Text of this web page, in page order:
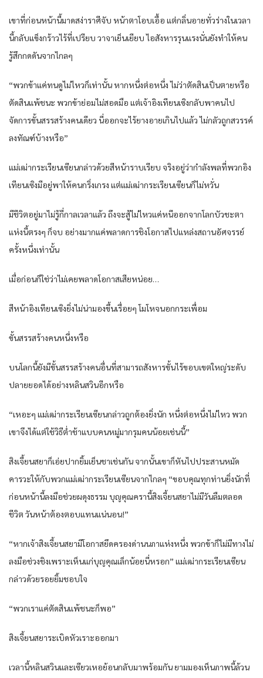
เขาที่ก่อนหน้านี้มาดสง่าราศีจับ หน้าตาโอบเอื้อ แต่กลิ่นอายทั่วร่างในเวลา
นี้กลับแข็งกร้าวไร้ที่เปรียบ วาจาเย็นเยียบ ไอสังหารรุนแรงนั่นยังทำให้คน
รู้สึกกดดันจากไกลๆ
“พวกข้าแค่ทนดูไม่ไหวก็เท่านั้น หากหนึ่งต่อหนึ่ง ไม่ว่าตัดสินเป็นตายหรือ
ตัดสินแพ้ชนะ พวกข้าย่อมไม่สอดมือ แต่เจ้าอิงเทียนเซิงกลับพาคนไป
จัดการขั้นสรรสร้างคนเดียว นี่ออกจะไร้ยางอายเกินไปแล้ว ไม่กลัวถูกสวรรค์
ลงทัณฑ์บ้างหรือ”
แม่เฒ่ากระเรียนเซียนกล่าวด้วยสีหน้าราบเรียบ จริงอยู่ว่ากำลังพลที่พวกอิง
เทียนเซิงมีอยู่พาให้คนกริ่งเกรง แต่แม่เฒ่ากระเรียนเซียนก็ไม่หวั่น
มีชีวิตอยู่มาไม่รู้กี่กาลเวลาแล้ว ถึงจะสู้ไม่ไหวแค่หนีออกจากโลกบัวชะตา
แห่งนี้ตรงๆ ก็จบ อย่างมากแค่พลาดการชิงโอกาสไปแหล่งสถานอัศจรรย์
ครั้งหนึ่งเท่านั้น
เมื่อก่อนก็ใช่ว่าไม่เคยพลาดโอกาสเสียหน่อย…
สีหน้าอิงเทียนเซิงยิ่งไม่น่ามองขึ้นเรื่อยๆ โมโหจนอกกระเพื่อม
ขั้นสรรสร้างคนหนึ่งหรือ
บนโลกนี้ยังมีขั้นสรรสร้างคนอื่นที่สามารถสังหารขั้นไร้ขอบเขตใหญ่ระดับ
ปลายยอดได้อย่างหลินสวินอีกหรือ
“เหอะๆ แม่เฒ่ากระเรียนเซียนกล่าวถูกต้องยิ่งนัก หนึ่งต่อหนึ่งไม่ไหว พวก
เขาจึงได้แต่ใช้วิธีต่ำช้าแบบคนหมู่มากรุมคนน้อยเช่นนี้”
สิงเจี้ยนสยาก็เอ่ยปากยิ้มเย็นชาเช่นกัน จากนั้นเขาก็หันไปประสานหมัด
คารวะให้กับพวกแม่เฒ่ากระเรียนเซียนจากไกลๆ “ขอบคุณทุกท่านยิ่งนักที่
ก่อนหน้านี้ลงมือช่วยผดุงธรรม บุญคุณครานี้สิงเจี้ยนสยาไม่มีวันลืมตลอด
ชีวิต วันหน้าต้องตอบแทนแน่นอน!”
“หากเจ้าสิงเจี้ยนสยามีโอกาสยึดครองด่านนภาแห่งหนึ่ง พวกข้าก็ไม่มีทางไม่
ลงมือช่วงชิงเพราะเห็นแก่บุญคุณเล็กน้อยนี่หรอก” แม่เฒ่ากระเรียนเซียน
กล่าวด้วยรอยยิ้มชอบใจ
“พวกเราแค่ตัดสินแพ้ชนะก็พอ”
สิงเจี้ยนสยาระเบิดหัวเราะออกมา
เวลานี้หลินสวินและเซียวเหอย้อนกลับมาพร้อมกัน ยามมองเห็นภาพนี้ล้วน